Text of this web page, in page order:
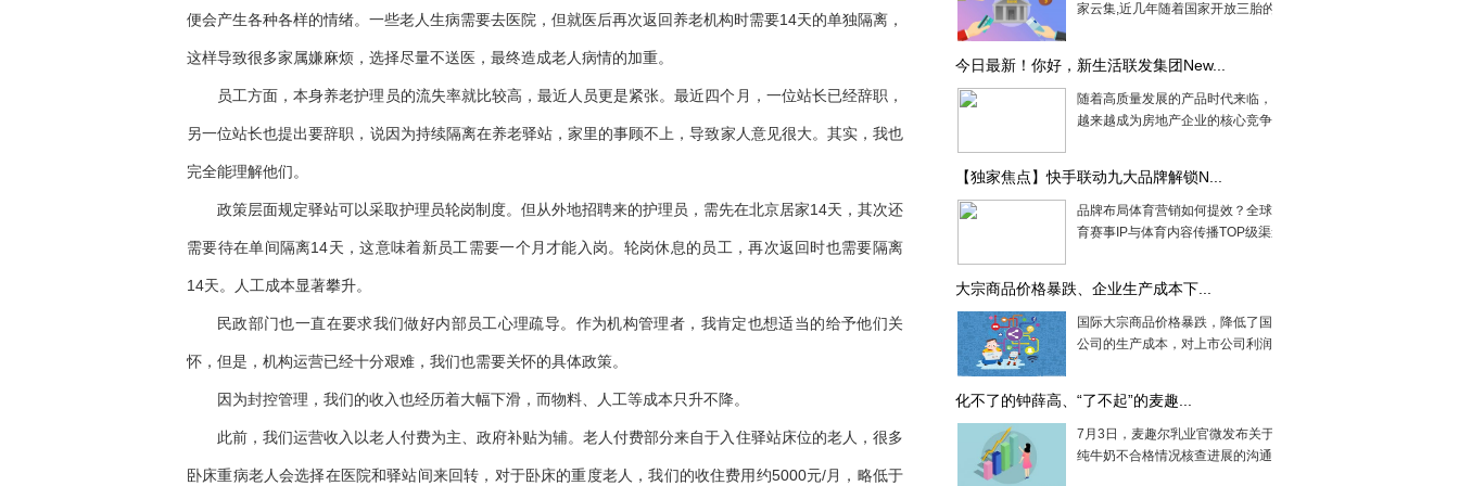
便会产生各种各样的情绪。一些老人生病需要去医院，但就医后再次返回养老机构时需要14天的单独隔离，
这样导致很多家属嫌麻烦，选择尽量不送医，最终造成老人病情的加重。
员工方面，本身养老护理员的流失率就比较高，最近人员更是紧张。最近四个月，一位站长已经辞职，
另一位站长也提出要辞职，说因为持续隔离在养老驿站，家里的事顾不上，导致家人意见很大。其实，我也
完全能理解他们。
政策层面规定驿站可以采取护理员轮岗制度。但从外地招聘来的护理员，需先在北京居家14天，其次还
需要待在单间隔离14天，这意味着新员工需要一个月才能入岗。轮岗休息的员工，再次返回时也需要隔离
14天。人工成本显著攀升。
民政部门也一直在要求我们做好内部员工心理疏导。作为机构管理者，我肯定也想适当的给予他们关
怀，但是，机构运营已经十分艰难，我们也需要关怀的具体政策。
因为封控管理，我们的收入也经历着大幅下滑，而物料、人工等成本只升不降。
此前，我们运营收入以老人付费为主、政府补贴为辅。老人付费部分来自于入住驿站床位的老人，很多
卧床重病老人会选择在医院和驿站间来回转，对于卧床的重度老人，我们的收住费用约5000元/月，略低于
家云集,近几年随着国家开放三胎的...
今日最新！你好，新生活联发集团New...
随着高质量发展的产品时代来临，产品力
越来越成为房地产企业的核心竞争力，...
【独家焦点】快手联动九大品牌解锁N...
品牌布局体育营销如何提效？全球顶级体
育赛事IP与体育内容传播TOP级渠道短...
大宗商品价格暴跌、企业生产成本下...
国际大宗商品价格暴跌，降低了国内上市
公司的生产成本，对上市公司利润有好...
化不了的钟薛高、“了不起”的麦趣...
7月3日，麦趣尔乳业官微发布关于麦趣尔
纯牛奶不合格情况核查进展的沟通函，...